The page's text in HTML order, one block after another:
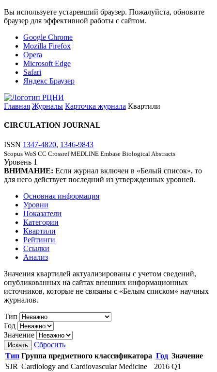
Вы используете устаревший браузер. Пожалуйста, обновите
браузер для эффективной работы с сайтом.
Google Chrome
Mozilla Firefox
Opera
Microsoft Edge
Safari
Яндекс Браузер
Главная Журналы Карточка журнала Квартили
CIRCULATION JOURNAL
ISSN 1347-4820, 1346-9843
Scopus WoS CC Crossref MEDLINE Embase Biological Abstracts
Уровень 1
ВНИМАНИЕ: Если журнал включен в «Белый список», то
для него действует последний из утвержденных уровней.
Основная информация
Уровни
Показатели
Категории
Квартили
Рейтинги
Ссылки
Анализ
Значения квартилей актуализированы с учетом сведений,
опубликованных на сайтах внешних информационных
источников, которые не связаны с «Белым списком» научных
журналов.
Тип
Год
Значение
Искать
Сбросить
Тип Группа предметного классификатора Год Значение
SJR Cardiology and Cardiovascular Medicine 2016 Q1